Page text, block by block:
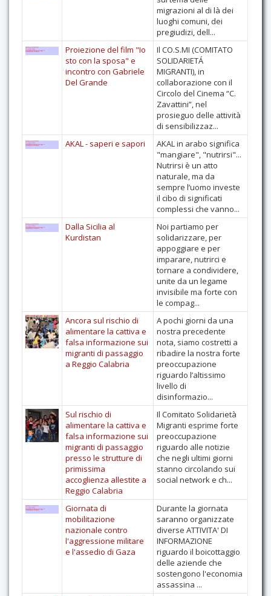
migrazioni al di là dei
luoghi comuni, dei
pregiudizi, dell...
Proiezione del film "Io
sto con la sposa" e
incontro con Gabriele
Del Grande
Il CO.S.MI (COMITATO
SOLIDARIETÁ
MIGRANTI), in
collaborazione con il
Circolo del Cinema “C.
Zavattini”, nel
prosieguo delle attività
di sensibilizzaz...
AKAL - saperi e sapori
AKAL in arabo significa
"mangiare", "nutrirsi"...
Nutrirsi è un atto
naturale, ma da
sempre l’uomo investe
il cibo di significati
complessi che vanno...
Dalla Sicilia al
Kurdistan
Noi partiamo per
solidarizzare, per
appoggiare e per
imparare, nutrirci e
tornare a condividere,
unite da un legame
invisibile ma forte con
le compag...
Ancora sul rischio di
alimentare la cattiva e
falsa informazione sui
migranti di passaggio
a Reggio Calabria
A pochi giorni da una
nostra precedente
nota, siamo costretti a
ribadire la nostra forte
preoccupazione
riguardo l’altissimo
livello di
disinformazio...
Sul rischio di
alimentare la cattiva e
falsa informazione sui
migranti di passaggio
presso le strutture di
primissima
accoglienza allestite a
Reggio Calabria
Il Comitato Solidarietà
Migranti esprime forte
preoccupazione
riguardo alle notizie
che negli ultimi giorni
stanno circolando sui
social network e ch...
Giornata di
mobilitazione
nazionale contro
l'aggressione militare
e l'assedio di Gaza
Durante la giornata
saranno organizzate
diverse ATTIVITA' DI
INFORMAZIONE
riguardo il boicottaggio
delle aziende che
sostengono l'economia
assassina ...